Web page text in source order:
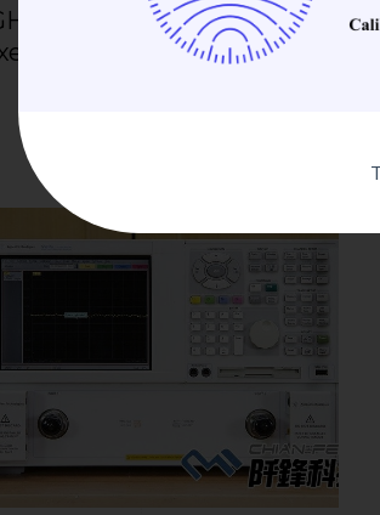
5dB 2W│SMA(M)-SMA(F)
Attenuator 衰減器